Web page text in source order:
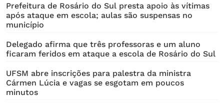
Prefeitura de Rosário do Sul presta apoio às vítimas
após ataque em escola; aulas são suspensas no
município
Delegado afirma que três professoras e um aluno
ficaram feridos em ataque a escola de Rosário do Sul
UFSM abre inscrições para palestra da ministra
Cármen Lúcia e vagas se esgotam em poucos
minutos